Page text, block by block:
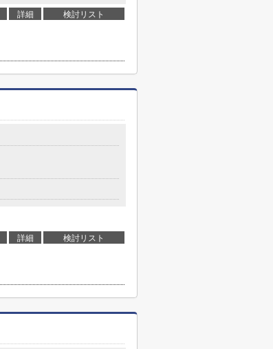
詳細 検討リスト
詳細 検討リスト